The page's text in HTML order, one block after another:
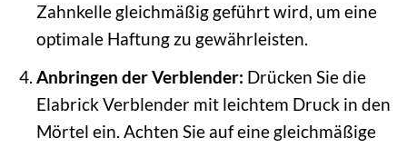
Zahnkelle gleichmäßig geführt wird, um eine
optimale Haftung zu gewährleisten.
Anbringen der Verblender: Drücken Sie die
Elabrick Verblender mit leichtem Druck in den
Mörtel ein. Achten Sie auf eine gleichmäßige